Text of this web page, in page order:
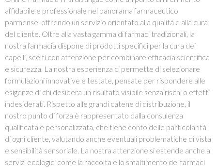
affidabile e professionale nel panorama farmaceutico
parmense, offrendo un servizio orientato alla qualità e alla cura
del cliente. Oltre alla vasta gamma di farmaci tradizionali, la
nostra farmacia dispone di prodotti specifici per la cura dei
capelli, scelti con attenzione per combinare efficacia scientifica
e sicurezza. La nostra esperienza ci permette di selezionare
formulazioni innovative e testate, pensate per rispondere alle
esigenze di chi desidera un risultato visibile senza rischi o effetti
indesiderati. Rispetto alle grandi catene di distribuzione, il
nostro punto di forza è rappresentato dalla consulenza
qualificata e personalizzata, che tiene conto delle particolarità
di ogni cliente, valutando anche eventuali problematiche di vista
e sensibilità sensoriale. La nostra attenzione si estende anche a
servizi ecologici come la raccolta e lo smaltimento dei farmaci